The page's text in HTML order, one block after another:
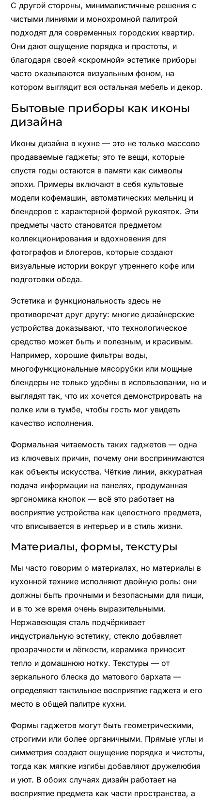
С другой стороны, минималистичные решения с
чистыми линиями и монохромной палитрой
подходят для современных городских квартир.
Они дают ощущение порядка и простоты, и
благодаря своей «скромной» эстетике приборы
часто оказываются визуальным фоном, на
котором выглядит вся остальная мебель и декор.
Бытовые приборы как иконы
дизайна
Иконы дизайна в кухне — это не только массово
продаваемые гаджеты; это те вещи, которые
спустя годы остаются в памяти как символы
эпохи. Примеры включают в себя культовые
модели кофемашин, автоматических мельниц и
блендеров с характерной формой рукояток. Эти
предметы часто становятся предметом
коллекционирования и вдохновения для
фотографов и блогеров, которые создают
визуальные истории вокруг утреннего кофе или
подготовки обеда.
Эстетика и функциональность здесь не
противоречат друг другу: многие дизайнерские
устройства доказывают, что технологическое
средство может быть и полезным, и красивым.
Например, хорошие фильтры воды,
многофункциональные мясорубки или мощные
блендеры не только удобны в использовании, но и
выглядят так, что их хочется демонстрировать на
полке или в тумбе, чтобы гость мог увидеть
качество исполнения.
Формальная читаемость таких гаджетов — одна
из ключевых причин, почему они воспринимаются
как объекты искусства. Чёткие линии, аккуратная
подача информации на панелях, продуманная
эргономика кнопок — всё это работает на
восприятие устройства как целостного предмета,
что вписывается в интерьер и в стиль жизни.
Материалы, формы, текстуры
Мы часто говорим о материалах, но материалы в
кухонной технике исполняют двойную роль: они
должны быть прочными и безопасными для пищи,
и в то же время очень выразительными.
Нержавеющая сталь подчёркивает
индустриальную эстетику, стекло добавляет
прозрачности и лёгкости, керамика приносит
тепло и домашнюю нотку. Текстуры — от
зеркального блеска до матового бархата —
определяют тактильное восприятие гаджета и его
место в общей палитре кухни.
Формы гаджетов могут быть геометрическими,
строгими или более органичными. Прямые углы и
симметрия создают ощущение порядка и чистоты,
тогда как мягкие изгибы добавляют дружелюбия
и уют. В обоих случаях дизайн работает на
восприятие предмета как части пространства, а